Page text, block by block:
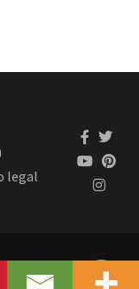
legal